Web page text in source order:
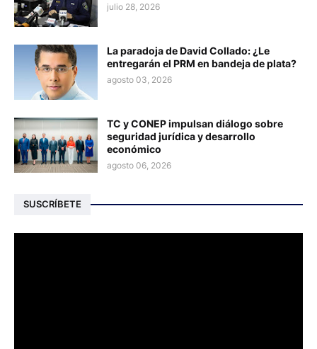
julio 28, 2026
La paradoja de David Collado: ¿Le
entregarán el PRM en bandeja de plata?
agosto 03, 2026
TC y CONEP impulsan diálogo sobre
seguridad jurídica y desarrollo
económico
agosto 06, 2026
SUSCRÍBETE